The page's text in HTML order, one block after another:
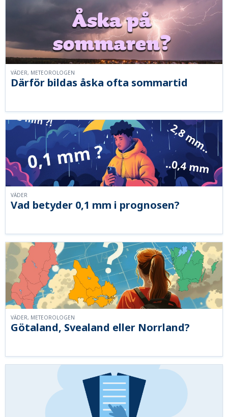
Därför bildas åska ofta sommartid
VÄDER, METEOROLOGEN
Vad betyder 0,1 mm i prognosen?
VÄDER
Götaland, Svealand eller Norrland?
VÄDER, METEOROLOGEN